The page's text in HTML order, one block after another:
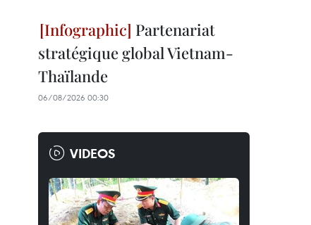
Partenariat
stratégique global Vietnam-
Thaïlande
06/08/2026 00:30
VIDEOS